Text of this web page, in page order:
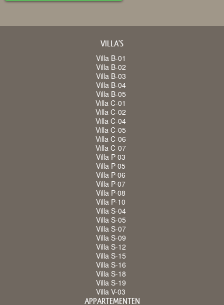
VILLA'S
Villa B-01
Villa B-02
Villa B-03
Villa B-04
Villa B-05
Villa C-01
Villa C-02
Villa C-04
Villa C-05
Villa C-06
Villa C-07
Villa P-03
Villa P-05
Villa P-06
Villa P-07
Villa P-08
Villa P-10
Villa S-04
Villa S-05
Villa S-07
Villa S-09
Villa S-12
Villa S-15
Villa S-16
Villa S-18
Villa S-19
Villa V-03
APPARTEMENTEN